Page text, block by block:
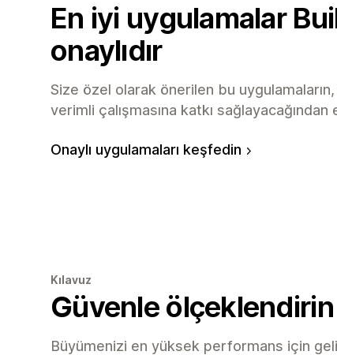
En iyi uygulamalar
onaylıdır
Size özel olarak önerilen bu
verimli çalışmasına katkı
Onaylı uygulamaları keşfedin
Kılavuz
Güvenle ölçeklendirin
Büyümenizi en yüksek performans için